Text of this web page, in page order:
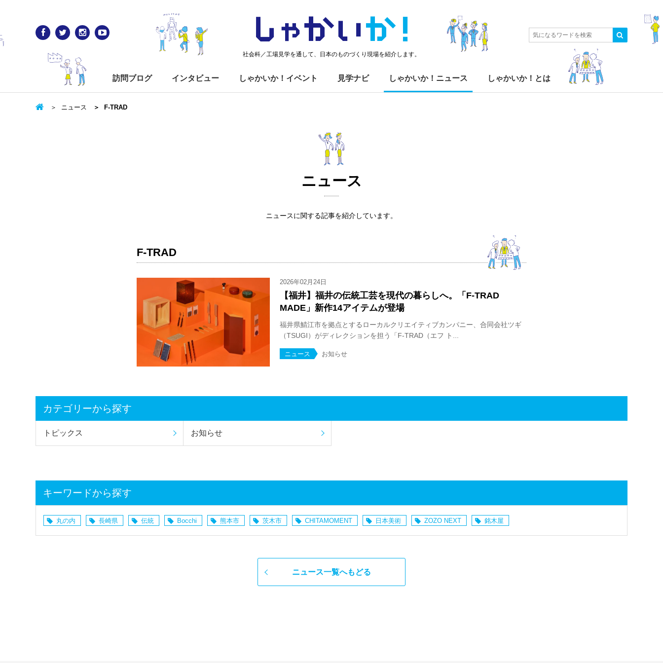
しゃかいか！
社会科／工場見学を通して、日本のものづくり現場を紹介します。
訪問ブログ インタビュー しゃかいか！イベント 見学ナビ しゃかいか！ニュース しゃかいか！とは
ニュース F-TRAD
ニュース
ニュースに関する記事を紹介しています。
F-TRAD
2026年02月24日
【福井】福井の伝統工芸を現代の暮らしへ。「F-TRAD
MADE」新作14アイテムが登場
福井県鯖江市を拠点とするローカルクリエイティブカンパニー、合同会社ツギ
（TSUGI）がディレクションを担う「F-TRAD（エフ ト...
ニュース お知らせ
カテゴリーから探す
トピックス お知らせ
キーワードから探す
丸の内 長崎県 伝統 Bocchi 熊本市 茨木市 CHITAMOMENT 日本美術 ZOZO NEXT 銘木屋
ニュース一覧へもどる